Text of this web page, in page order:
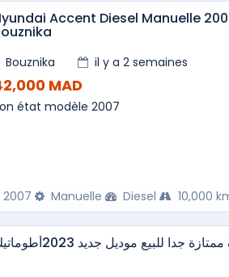
Accent Diesel Manuelle
Bouznika il y a 2 semaines
MAD
état modèle 2007
2007 Manuelle Diesel 10,000
جدا للبيع موديل جديد 2023أطوماتيك